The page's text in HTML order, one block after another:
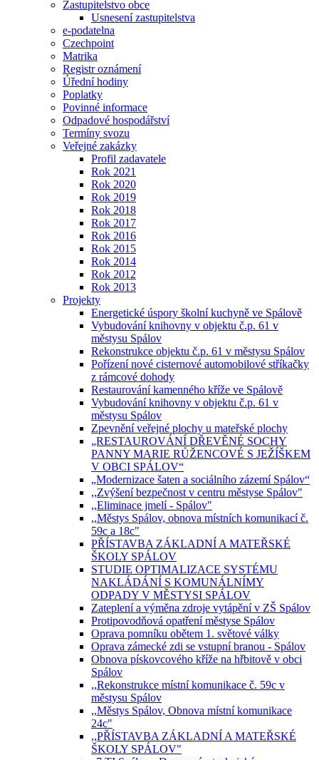
Zastupitelstvo obce
Usnesení zastupitelstva
e-podatelna
Czechpoint
Matrika
Registr oznámení
Úřední hodiny
Poplatky
Povinné informace
Odpadové hospodářství
Termíny svozu
Veřejné zakázky
Profil zadavatele
Rok 2021
Rok 2020
Rok 2019
Rok 2018
Rok 2017
Rok 2016
Rok 2015
Rok 2014
Rok 2012
Rok 2013
Projekty
Energetické úspory školní kuchyně ve Spálově
Vybudování knihovny v objektu č.p. 61 v
městysu Spálov
Rekonstrukce objektu č.p. 61 v městysu Spálov
Pořízení nové cisternové automobilové stříkačky
z rámcové dohody
Restaurování kamenného kříže ve Spálově
Vybudování knihovny v objektu č.p. 61 v
městysu Spálov
Zpevnění veřejné plochy u mateřské plochy
„RESTAUROVÁNÍ DŘEVĚNÉ SOCHY
PANNY MARIE RŮŽENCOVÉ S JEŽÍŠKEM
V OBCI SPÁLOV“
„Modernizace šaten a sociálního zázemí Spálov“
,,Zvýšení bezpečnost v centru městyse Spálov"
,,Eliminace jmelí - Spálov"
,,Městys Spálov, obnova místních komunikací č.
59c a 18c"
PŘÍSTAVBA ZÁKLADNÍ A MATEŘSKÉ
ŠKOLY SPÁLOV
STUDIE OPTIMALIZACE SYSTÉMU
NAKLÁDÁNÍ S KOMUNÁLNÍMY
ODPADY V MĚSTYSI SPÁLOV
Zateplení a výměna zdroje vytápění v ZŠ Spálov
Protipovodňová opatření městyse Spálov
Oprava pomníku obětem 1. světové války
Oprava zámecké zdi se vstupní branou - Spálov
Obnova pískovcového kříže na hřbitově v obci
Spálov
,,Rekonstrukce místní komunikace č. 59c v
městysu Spálov
,,Městys Spálov, Obnova místní komunikace
24c"
,,PŘÍSTAVBA ZÁKLADNÍ A MATEŘSKÉ
ŠKOLY SPÁLOV"